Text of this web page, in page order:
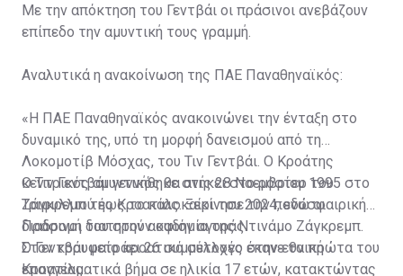
Με την απόκτηση του Γεντβάι οι πράσινοι ανεβάζουν
επίπεδο την αμυντική τους γραμμή.
Αναλυτικά η ανακοίνωση της ΠΑΕ Παναθηναϊκός:
«Η ΠΑΕ Παναθηναϊκός ανακοινώνει την ένταξη στο
δυναμικό της, υπό τη μορφή δανεισμού από τη
Λοκομοτίβ Μόσχας, του Τιν Γεντβάι. Ο Κροάτης
κεντρικός αμυντικός θα ανήκει στο ρόστερ του
Τριφυλλιού έως το καλοκαίρι του 2024, ενώ οι
Πράσινοι διατηρούν οψιόν αγοράς.
Ο Τιν Γεντβάι γεννήθηκε στις 28 Νοεμβρίου 1995 στο
Ζάγκρεμπ της Κροατίας. Ξεκίνησε την ποδοσφαιρική
διαδρομή του στην ακαδημία της Ντινάμο Ζάγκρεμπ.
Στον κορυφαίο κροατικό σύλλογο έκανε τα πρώτα του
επαγγελματικά βήμα σε ηλικία 17 ετών, κατακτώντας
Ο Γεντβάι μετράει 26 συμμετοχές στην εθνική
Κροατίας.